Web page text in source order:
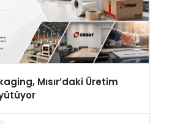
Mısır’daki Üretim